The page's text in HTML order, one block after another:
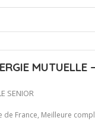
MUTUELLE
SENIOR
de France, Meilleure